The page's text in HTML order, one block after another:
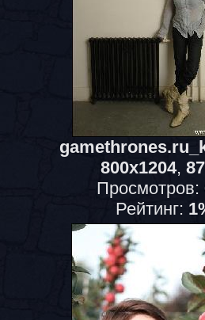
800x1204, 87
Просмотров:
Рейтинг: